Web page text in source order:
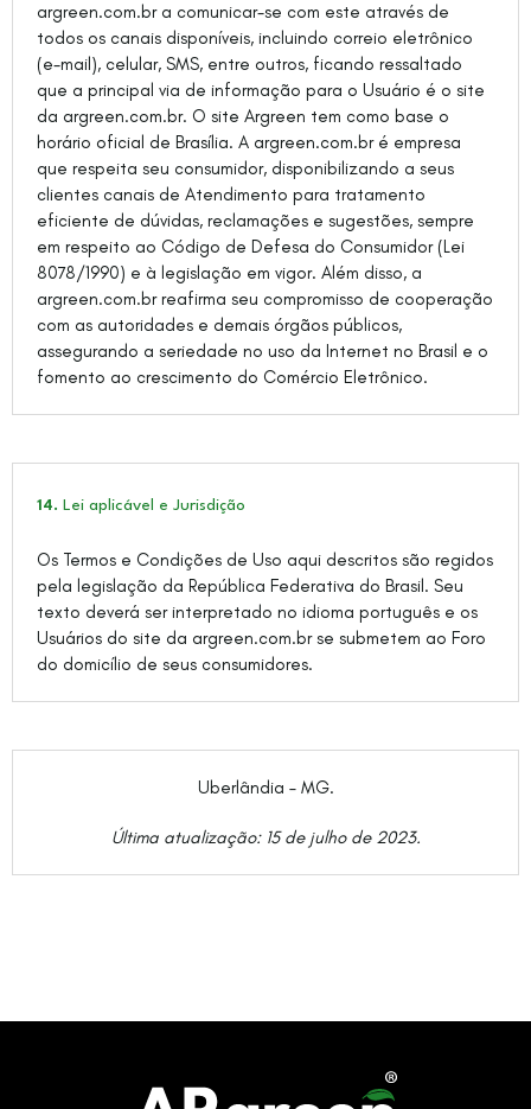
argreen.com.br a comunicar-se com este através de
todos os canais disponíveis, incluindo correio eletrônico
(e-mail), celular, SMS, entre outros, ficando ressaltado
que a principal via de informação para o Usuário é o site
da argreen.com.br. O site Argreen tem como base o
horário oficial de Brasília. A argreen.com.br é empresa
que respeita seu consumidor, disponibilizando a seus
clientes canais de Atendimento para tratamento
eficiente de dúvidas, reclamações e sugestões, sempre
em respeito ao Código de Defesa do Consumidor (Lei
8078/1990) e à legislação em vigor. Além disso, a
argreen.com.br reafirma seu compromisso de cooperação
com as autoridades e demais órgãos públicos,
assegurando a seriedade no uso da Internet no Brasil e o
fomento ao crescimento do Comércio Eletrônico.
14. Lei aplicável e Jurisdição
Os Termos e Condições de Uso aqui descritos são regidos
pela legislação da República Federativa do Brasil. Seu
texto deverá ser interpretado no idioma português e os
Usuários do site da argreen.com.br se submetem ao Foro
do domicílio de seus consumidores.
Uberlândia – MG.
Última atualização: 15 de julho de 2023.